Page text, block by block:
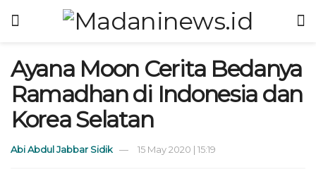
Ayana Moon Cerita Bedanya
Ramadhan di Indonesia dan
Korea Selatan
Abi Abdul Jabbar Sidik 15 May 2020 | 15:19